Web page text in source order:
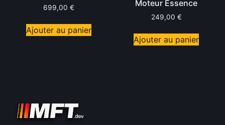
699,00 €
Ajouter au panier
Moteur Essence
249,00 €
Ajouter au panier